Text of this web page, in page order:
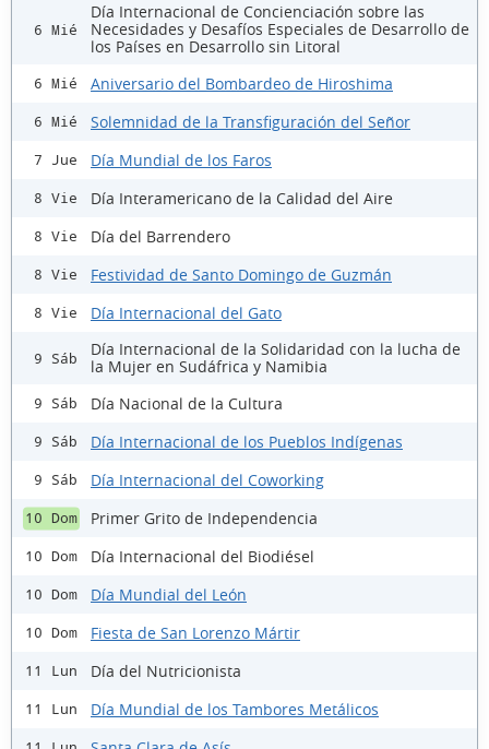
6 Mié
Día Internacional de Concienciación sobre las
Necesidades y Desafíos Especiales de Desarrollo de
los Países en Desarrollo sin Litoral
6 Mié Aniversario del Bombardeo de Hiroshima
6 Mié Solemnidad de la Transfiguración del Señor
7 Jue Día Mundial de los Faros
8 Vie Día Interamericano de la Calidad del Aire
8 Vie Día del Barrendero
8 Vie Festividad de Santo Domingo de Guzmán
8 Vie Día Internacional del Gato
9 Sáb
Día Internacional de la Solidaridad con la lucha de
la Mujer en Sudáfrica y Namibia
9 Sáb Día Nacional de la Cultura
9 Sáb Día Internacional de los Pueblos Indígenas
9 Sáb Día Internacional del Coworking
10 Dom Primer Grito de Independencia
10 Dom Día Internacional del Biodiésel
10 Dom Día Mundial del León
10 Dom Fiesta de San Lorenzo Mártir
11 Lun Día del Nutricionista
11 Lun Día Mundial de los Tambores Metálicos